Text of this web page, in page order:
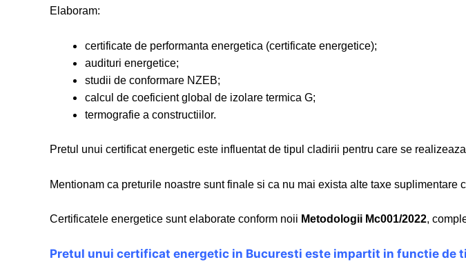
Elaboram:
certificate de performanta energetica (certificate energetice);
audituri energetice;
studii de conformare NZEB;
calcul de coeficient global de izolare termica G;
termografie a constructiilor.
Pretul unui certificat energetic este influentat de tipul cladirii pentru care se
Mentionam ca preturile noastre sunt finale si ca nu mai exista alte taxe suplimentare
Certificatele energetice sunt elaborate conform noii Metodologii Mc001/2022,
Pretul unui certificat energetic in Bucuresti este impartit in functie de